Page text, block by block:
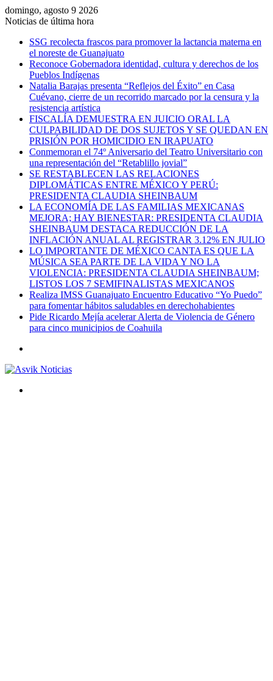
domingo, agosto 9 2026
Noticias de última hora
SSG recolecta frascos para promover la lactancia materna en
el noreste de Guanajuato
Reconoce Gobernadora identidad, cultura y derechos de los
Pueblos Indígenas
Natalia Barajas presenta “Reflejos del Éxito” en Casa
Cuévano, cierre de un recorrido marcado por la censura y la
resistencia artística
FISCALÍA DEMUESTRA EN JUICIO ORAL LA
CULPABILIDAD DE DOS SUJETOS Y SE QUEDAN EN
PRISIÓN POR HOMICIDIO EN IRAPUATO
Conmemoran el 74º Aniversario del Teatro Universitario con
una representación del “Retablillo jovial”
SE RESTABLECEN LAS RELACIONES
DIPLOMÁTICAS ENTRE MÉXICO Y PERÚ:
PRESIDENTA CLAUDIA SHEINBAUM
LA ECONOMÍA DE LAS FAMILIAS MEXICANAS
MEJORA; HAY BIENESTAR: PRESIDENTA CLAUDIA
SHEINBAUM DESTACA REDUCCIÓN DE LA
INFLACIÓN ANUAL AL REGISTRAR 3.12% EN JULIO
LO IMPORTANTE DE MÉXICO CANTA ES QUE LA
MÚSICA SEA PARTE DE LA VIDA Y NO LA
VIOLENCIA: PRESIDENTA CLAUDIA SHEINBAUM;
LISTOS LOS 7 SEMIFINALISTAS MEXICANOS
Realiza IMSS Guanajuato Encuentro Educativo “Yo Puedo”
para fomentar hábitos saludables en derechohabientes
Pide Ricardo Mejía acelerar Alerta de Violencia de Género
para cinco municipios de Coahuila